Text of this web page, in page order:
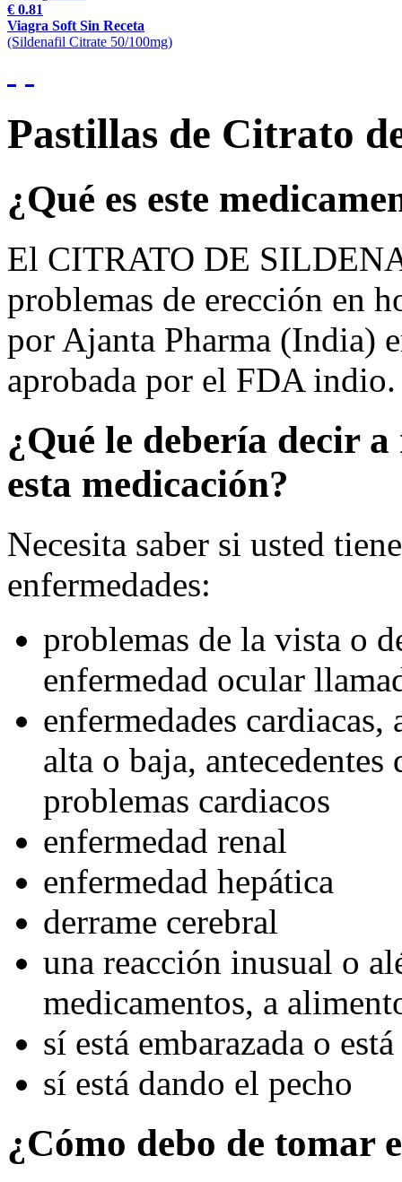
€ 0.81
Viagra Soft Sin Receta
(Sildenafil Citrate 50/100mg)
Pastillas de Citrato
¿Qué es este
El CITRATO DE
problemas de erección en
por Ajanta Pharma (India)
aprobada por el FDA indio.
¿Qué le debería decir
esta medicación?
Necesita saber si usted
enfermedades:
problemas de la vista o
enfermedad ocular
enfermedades
alta o baja,
problemas cardiacos
enfermedad renal
enfermedad hepática
derrame cerebral
una reacción inusual o
medicamentos, a
sí está embarazada o
sí está dando el pecho
¿Cómo debo de tomar